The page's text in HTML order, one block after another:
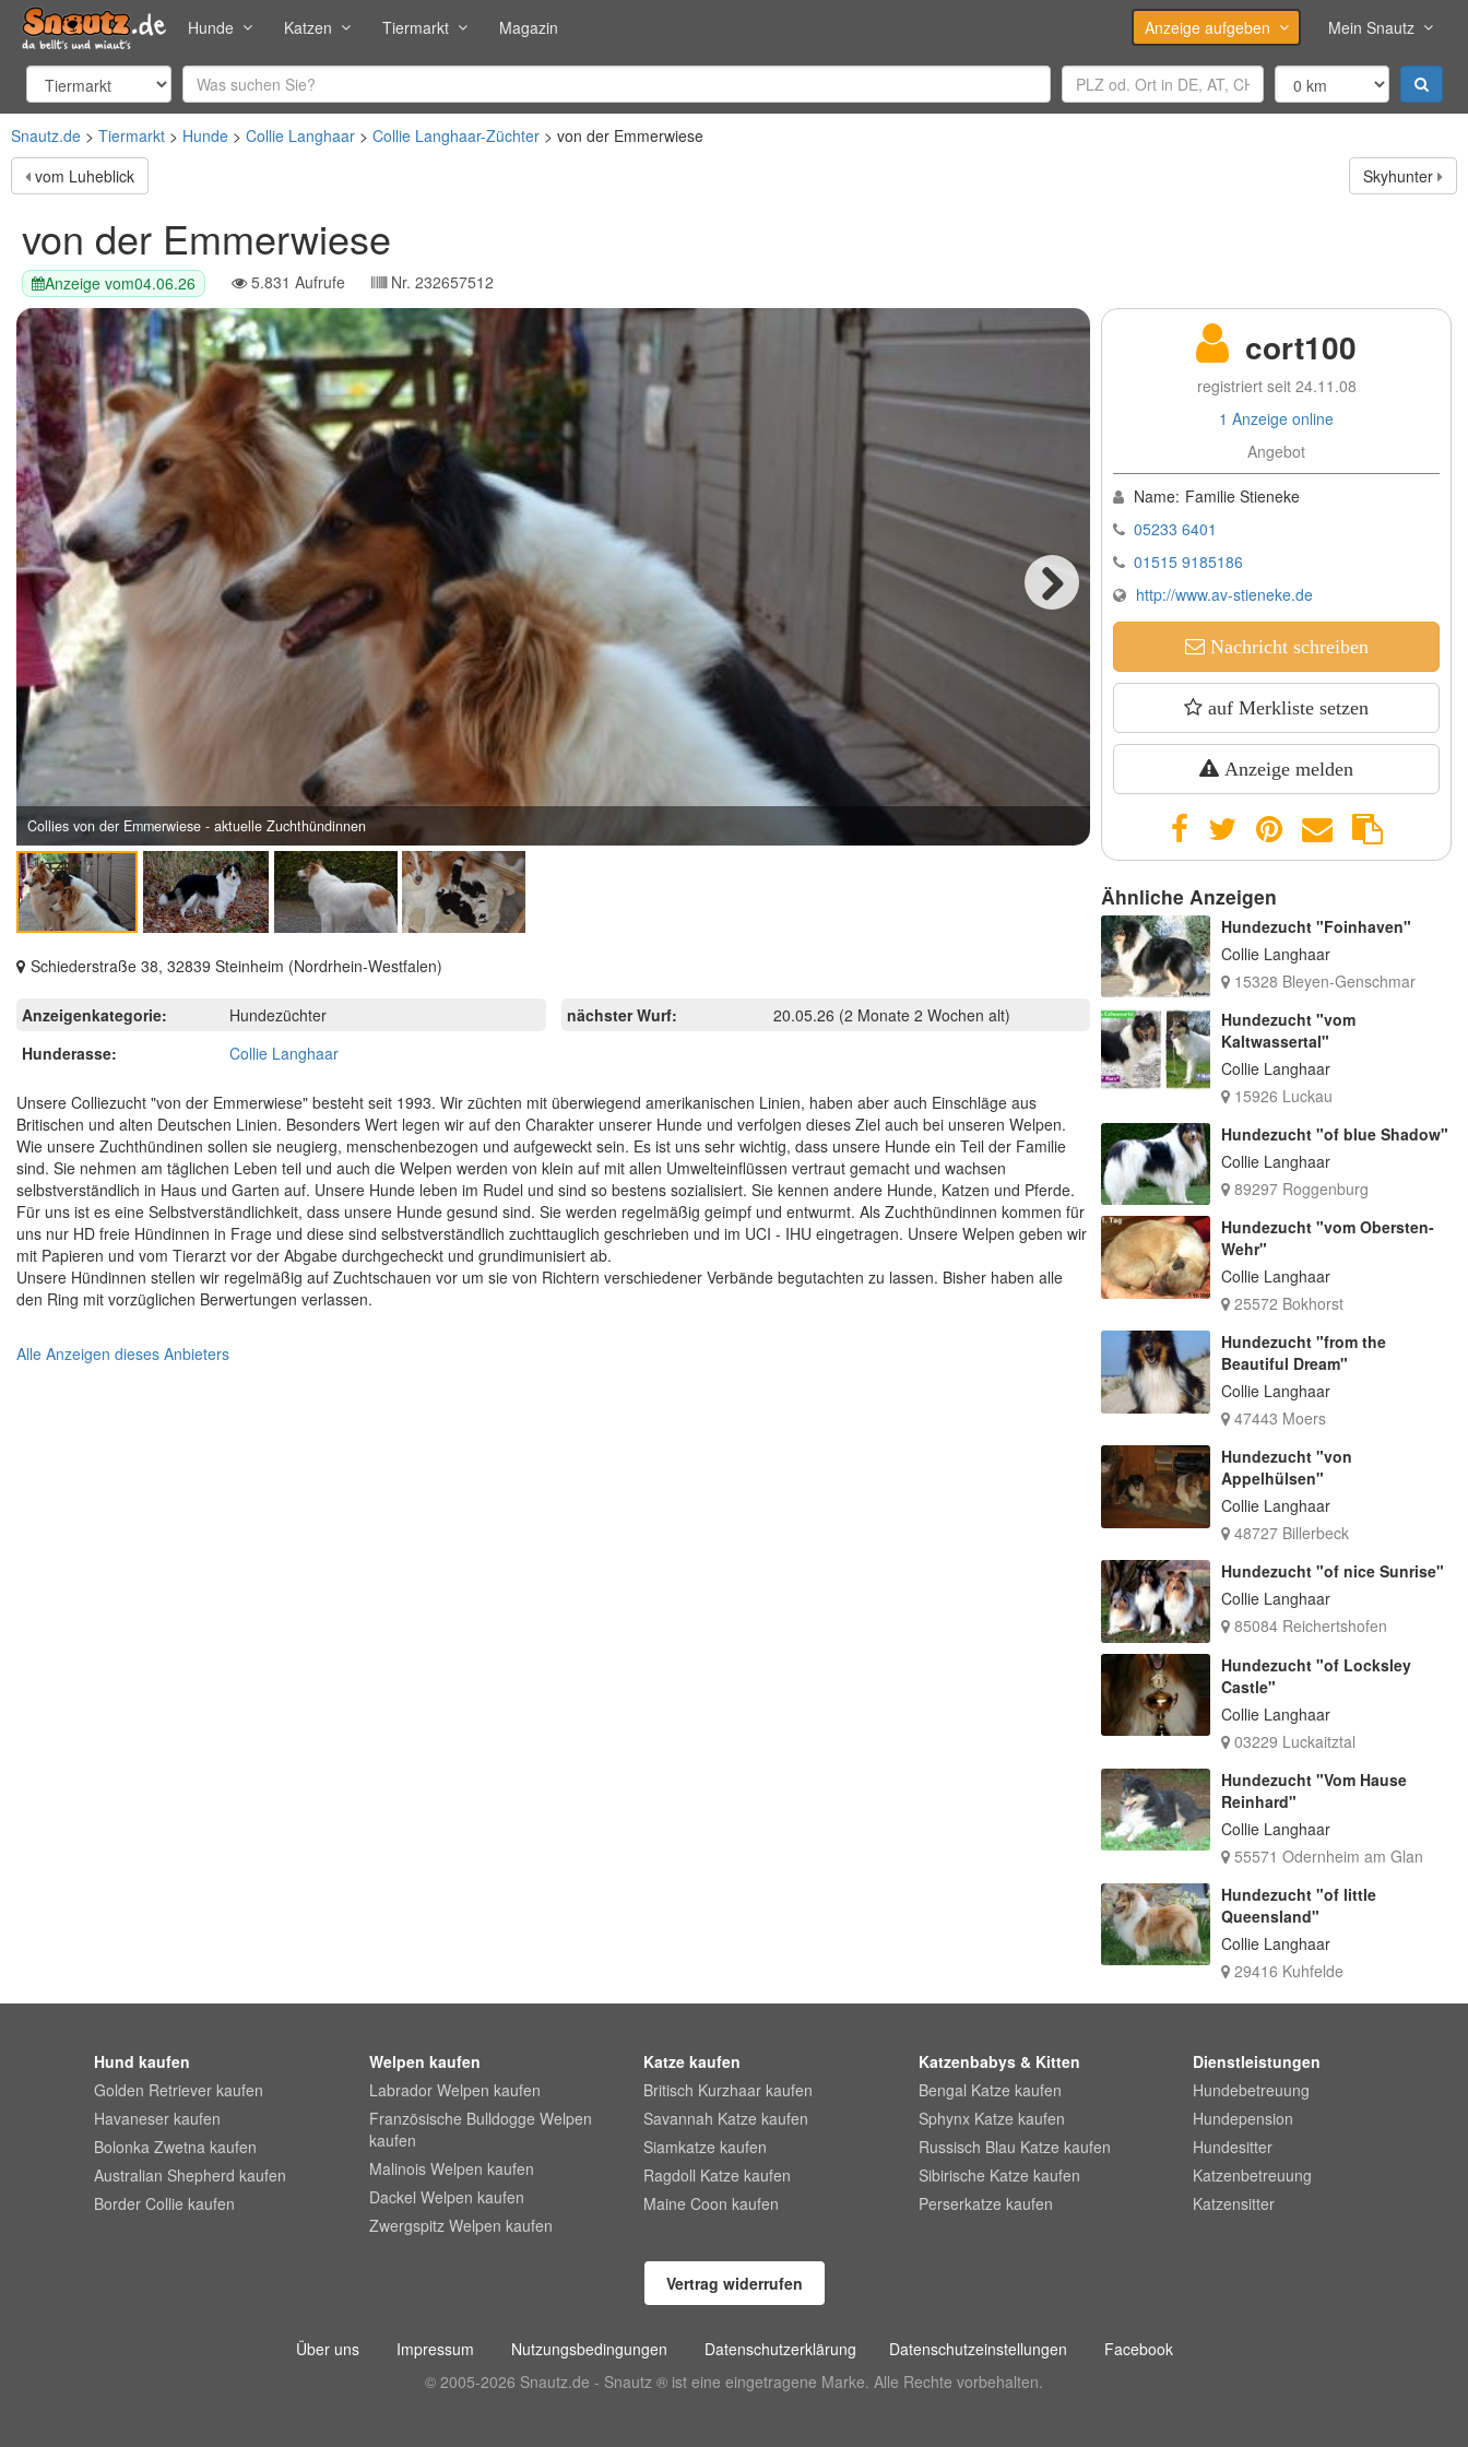
Hunde Katzen Tiermarkt Magazin Anzeige aufgeben Mein Snautz
Snautz.de Tiermarkt Hunde Collie Langhaar Collie Langhaar-Züchter
von der Emmerwiese
vom Luheblick
Skyhunter
von der Emmerwiese
Anzeige vom04.06.26 5.831 Aufrufe Nr. 232657512
Collies von der Emmerwiese - aktuelle Zuchthündinnen Abby von der Peterswarft
Next
Schiederstraße 38, 32839 Steinheim (Nordrhein-Westfalen)
Anzeigenkategorie:
Hundezüchter
Hunderasse:
Collie Langhaar
nächster Wurf: 20.05.26 (2 Monate 2 Wochen alt)
Unsere Colliezucht "von der Emmerwiese" besteht seit 1993. Wir züchten mit überwiegend amerikanischen Linien, haben aber auch Einschläge aus
Britischen und alten Deutschen Linien. Besonders Wert legen wir auf den Charakter unserer Hunde und verfolgen dieses Ziel auch bei unseren Welpen.
Wie unsere Zuchthündinen sollen sie neugierg, menschenbezogen und aufgeweckt sein. Es ist uns sehr wichtig, dass unsere Hunde ein Teil der Familie
sind. Sie nehmen am täglichen Leben teil und auch die Welpen werden von klein auf mit allen Umwelteinflüssen vertraut gemacht und wachsen
selbstverständlich in Haus und Garten auf. Unsere Hunde leben im Rudel und sind so bestens sozialisiert. Sie kennen andere Hunde, Katzen und Pferde.
Für uns ist es eine Selbstverständlichkeit, dass unsere Hunde gesund sind. Sie werden regelmäßig geimpf und entwurmt. Als Zuchthündinnen kommen für
uns nur HD freie Hündinnen in Frage und diese sind selbstverständlich zuchttauglich geschrieben und im UCI - IHU eingetragen. Unsere Welpen geben wir
mit Papieren und vom Tierarzt vor der Abgabe durchgecheckt und grundimunisiert ab.
Unsere Hündinnen stellen wir regelmäßig auf Zuchtschauen vor um sie von Richtern verschiedener Verbände begutachten zu lassen. Bisher haben alle
den Ring mit vorzüglichen Berwertungen verlassen.
Alle Anzeigen dieses Anbieters
cort100
registriert seit 24.11.08
1 Anzeige online
Angebot
Name: Familie Stieneke
05233 6401
01515 9185186
http://www.av-stieneke.de
Nachricht schreiben
auf Merkliste setzen
Anzeige melden
Ähnliche Anzeigen
Hundezucht "Foinhaven"
Collie Langhaar
15328 Bleyen-Genschmar
Hundezucht "vom
Kaltwassertal"
Collie Langhaar
15926 Luckau
Hundezucht "of blue Shadow"
Collie Langhaar
89297 Roggenburg
Hundezucht "vom Obersten-
Wehr"
Collie Langhaar
25572 Bokhorst
Hundezucht "from the
Beautiful Dream"
Collie Langhaar
47443 Moers
Hundezucht "von
Appelhülsen"
Collie Langhaar
48727 Billerbeck
Hundezucht "of nice Sunrise"
Collie Langhaar
85084 Reichertshofen
Hundezucht "of Locksley
Castle"
Collie Langhaar
03229 Luckaitztal
Hundezucht "Vom Hause
Reinhard"
Collie Langhaar
55571 Odernheim am Glan
Hundezucht "of little
Queensland"
Collie Langhaar
29416 Kuhfelde
Hund kaufen
Golden Retriever kaufen
Havaneser kaufen
Bolonka Zwetna kaufen
Australian Shepherd kaufen
Border Collie kaufen
Welpen kaufen
Labrador Welpen kaufen
Französische Bulldogge Welpen
kaufen
Malinois Welpen kaufen
Dackel Welpen kaufen
Zwergspitz Welpen kaufen
Katze kaufen
Britisch Kurzhaar kaufen
Savannah Katze kaufen
Siamkatze kaufen
Ragdoll Katze kaufen
Maine Coon kaufen
Katzenbabys & Kitten
Bengal Katze kaufen
Sphynx Katze kaufen
Russisch Blau Katze kaufen
Sibirische Katze kaufen
Perserkatze kaufen
Dienstleistungen
Hundebetreuung
Hundepension
Hundesitter
Katzenbetreuung
Katzensitter
Vertrag widerrufen
Über uns Impressum Nutzungsbedingungen Datenschutzerklärung Datenschutzeinstellungen
Facebook
© 2005-2026 Snautz.de - Snautz ® ist eine eingetragene Marke. Alle Rechte vorbehalten.